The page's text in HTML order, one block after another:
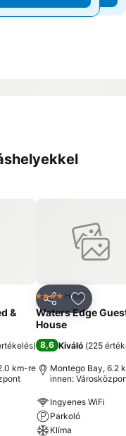
a kedvencekhez
&
)
km-re
Megosztás
4 Kategória
Hotel
Waters Edge
House
8,6 Kiváló (225
Montego Bay, 6.2
innen:
Ingyenes WiFi
Parkoló
Klíma